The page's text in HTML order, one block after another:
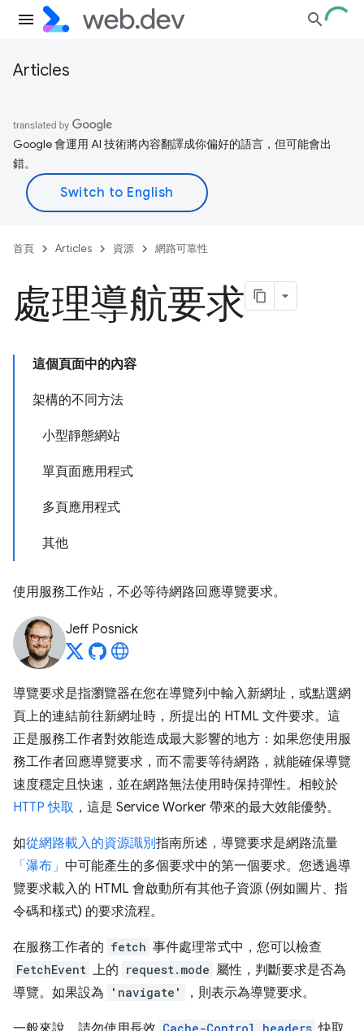
Articles
Google 會運用 AI 技術將內容翻譯成你偏好的語言，但可能會出
錯。
首頁 Articles 資源 網路可靠性
處理導航要求
這個頁面中的內容
架構的不同方法
小型靜態網站
單頁面應用程式
多頁應用程式
其他
使用服務工作站，不必等待網路回應導覽要求。
Jeff Posnick
導覽要求是指瀏覽器在您在導覽列中輸入新網址，或點選網
頁上的連結前往新網址時，所提出的 HTML 文件要求。這
正是服務工作者對效能造成最大影響的地方：如果您使用服
務工作者回應導覽要求，而不需要等待網路，就能確保導覽
速度穩定且快速，並在網路無法使用時保持彈性。相較於
HTTP 快取 ，這是 Service Worker 帶來的最大效能優勢。
如從網路載入的資源識別指南所述，導覽要求是網路流量
「瀑布」 中可能產生的多個要求中的第一個要求。您透過導
覽要求載入的 HTML 會啟動所有其他子資源 (例如圖片、指
令碼和樣式) 的要求流程。
在服務工作者的 fetch 事件處理常式中，您可以檢查
FetchEvent 上的 request.mode 屬性，判斷要求是否為
導覽。如果設為
'navigate' ，則表示為導覽要求。